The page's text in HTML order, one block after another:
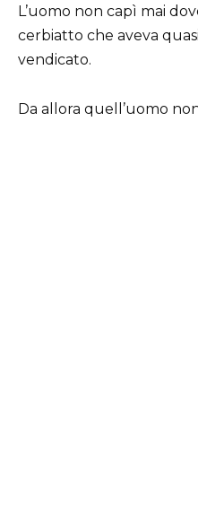
L’uomo non capì mai
cerbiatto che aveva
vendicato.
Da allora quell’uomo